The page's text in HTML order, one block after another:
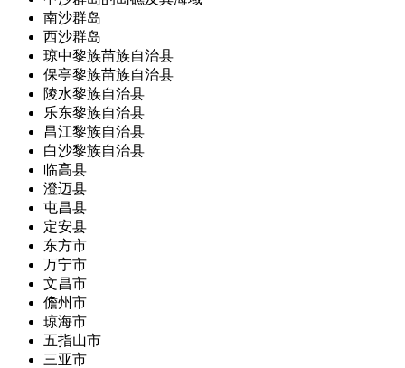
南沙群岛
西沙群岛
琼中黎族苗族自治县
保亭黎族苗族自治县
陵水黎族自治县
乐东黎族自治县
昌江黎族自治县
白沙黎族自治县
临高县
澄迈县
屯昌县
定安县
东方市
万宁市
文昌市
儋州市
琼海市
五指山市
三亚市